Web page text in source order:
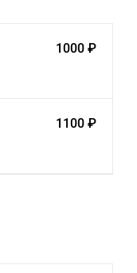
1000 ₽
1100 ₽